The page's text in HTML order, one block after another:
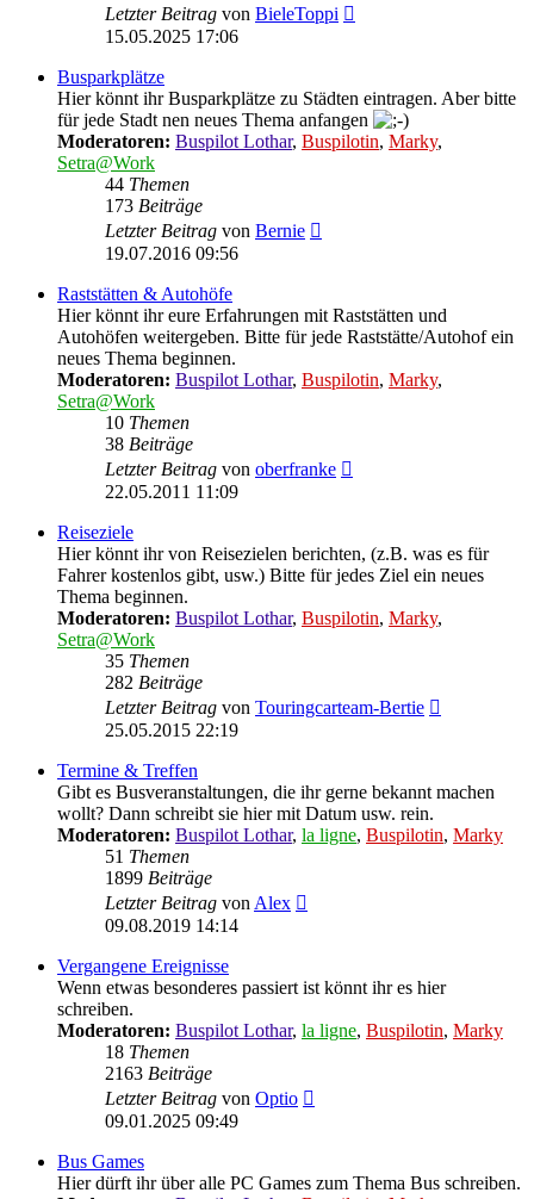
Letzter Beitrag von BieleToppi
15.05.2025 17:06
Busparkplätze
Hier könnt ihr Busparkplätze zu Städten eintragen. Aber bitte
für jede Stadt nen neues Thema anfangen
Moderatoren: Buspilot Lothar, Buspilotin, Marky,
Setra@Work
44 Themen
173 Beiträge
Letzter Beitrag von Bernie
19.07.2016 09:56
Raststätten & Autohöfe
Hier könnt ihr eure Erfahrungen mit Raststätten und
Autohöfen weitergeben. Bitte für jede Raststätte/Autohof ein
neues Thema beginnen.
Moderatoren: Buspilot Lothar, Buspilotin, Marky,
Setra@Work
10 Themen
38 Beiträge
Letzter Beitrag von oberfranke
22.05.2011 11:09
Reiseziele
Hier könnt ihr von Reisezielen berichten, (z.B. was es für
Fahrer kostenlos gibt, usw.) Bitte für jedes Ziel ein neues
Thema beginnen.
Moderatoren: Buspilot Lothar, Buspilotin, Marky,
Setra@Work
35 Themen
282 Beiträge
Letzter Beitrag von Touringcarteam-Bertie
25.05.2015 22:19
Termine & Treffen
Gibt es Busveranstaltungen, die ihr gerne bekannt machen
wollt? Dann schreibt sie hier mit Datum usw. rein.
Moderatoren: Buspilot Lothar, la ligne, Buspilotin, Marky
51 Themen
1899 Beiträge
Letzter Beitrag von Alex
09.08.2019 14:14
Vergangene Ereignisse
Wenn etwas besonderes passiert ist könnt ihr es hier
schreiben.
Moderatoren: Buspilot Lothar, la ligne, Buspilotin, Marky
18 Themen
2163 Beiträge
Letzter Beitrag von Optio
09.01.2025 09:49
Bus Games
Hier dürft ihr über alle PC Games zum Thema Bus schreiben.